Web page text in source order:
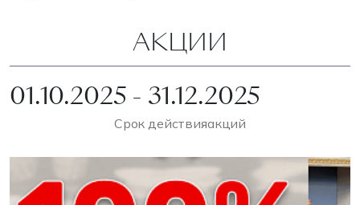
АКЦИИ
01.10.2025 - 31.12.2025
Срок действияакций